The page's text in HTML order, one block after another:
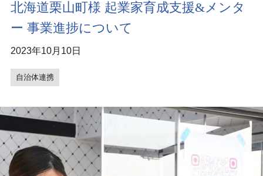
北海道栗山町様 起業家育成支援&メンタ
ー 事業進捗について
2023年10月10日
自治体連携